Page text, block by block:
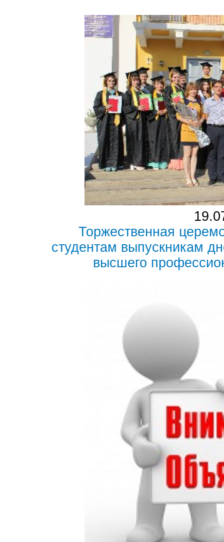
Торжественная
студентам выпускникам
высшего